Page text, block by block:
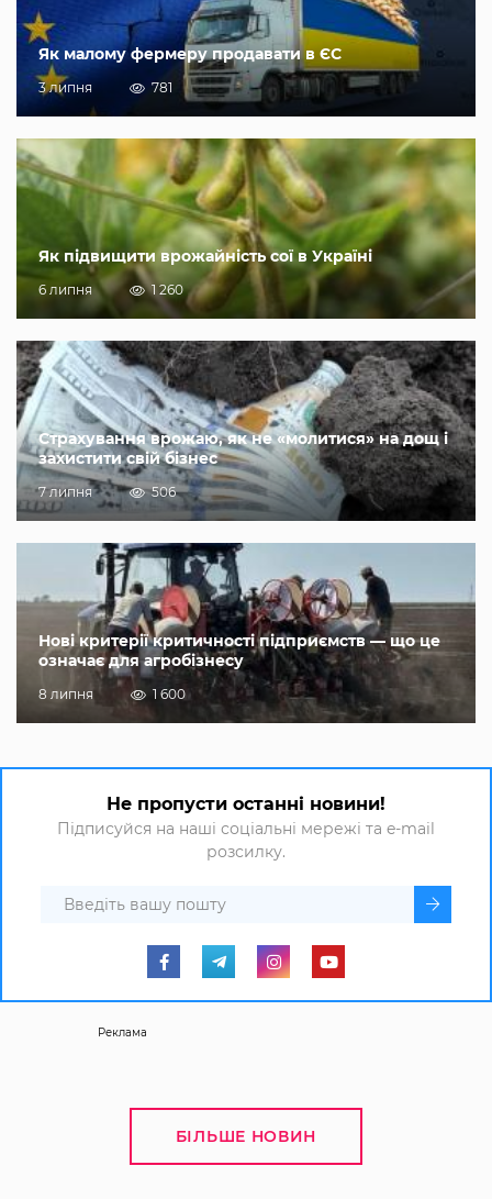
Як малому фермеру продавати в ЄС
3 липня 781
Як підвищити врожайність сої в Україні
6 липня 1 260
Страхування врожаю, як не «молитися» на дощ і
захистити свій бізнес
7 липня 506
Нові критерії критичності підприємств — що це
означає для агробізнесу
8 липня 1 600
Не пропусти останні новини!
Підписуйся на наші соціальні мережі та e-mail
розсилку.
Реклама
БІЛЬШЕ НОВИН